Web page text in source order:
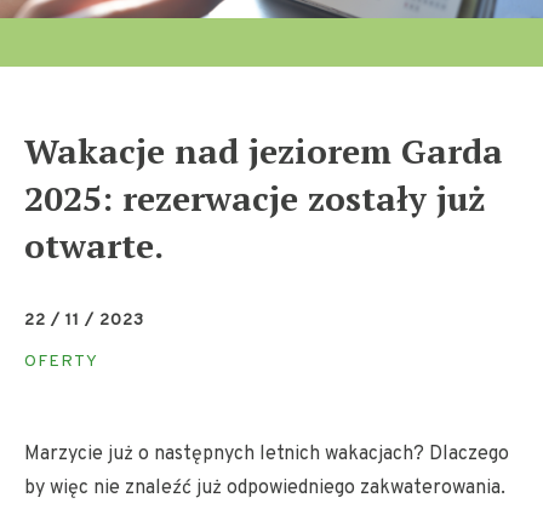
Wakacje nad jeziorem Garda
2025: rezerwacje zostały już
otwarte.
22 / 11 / 2023
OFERTY
Marzycie już o następnych letnich wakacjach? Dlaczego
by więc nie znaleźć już odpowiedniego zakwaterowania.